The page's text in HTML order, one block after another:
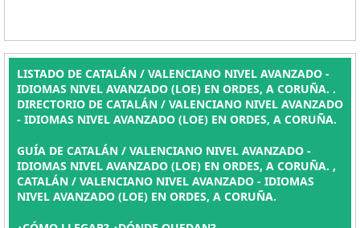
LISTADO DE CATALÁN / VALENCIANO NIVEL AVANZADO -
IDIOMAS NIVEL AVANZADO (LOE) EN ORDES, A CORUÑA. .
DIRECTORIO DE CATALÁN / VALENCIANO NIVEL AVANZADO
- IDIOMAS NIVEL AVANZADO (LOE) EN ORDES, A CORUÑA.
GUÍA DE CATALÁN / VALENCIANO NIVEL AVANZADO -
IDIOMAS NIVEL AVANZADO (LOE) EN ORDES, A CORUÑA. ,
CATALÁN / VALENCIANO NIVEL AVANZADO - IDIOMAS
NIVEL AVANZADO (LOE) EN ORDES, A CORUÑA.